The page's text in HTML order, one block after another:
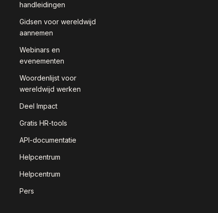
handleidingen
Gidsen voor wereldwijd
aannemen
Webinars en
evenementen
Woordenlijst voor
wereldwijd werken
Deel Impact
Gratis HR-tools
API-documentatie
Helpcentrum
Helpcentrum
Pers